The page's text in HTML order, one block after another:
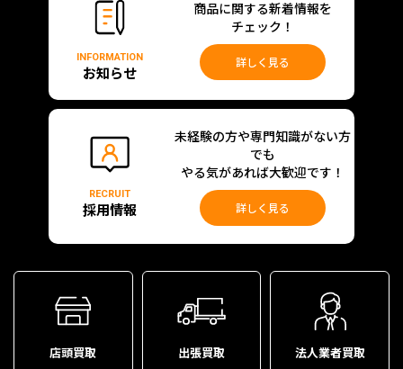
INFORMATION
お知らせ
商品に関する新着情報を
チェック！
詳しく見る
RECRUIT
採用情報
未経験の方や専門知識がない方
でも
やる気があれば大歓迎です！
詳しく見る
店頭買取 出張買取 法人業者買取